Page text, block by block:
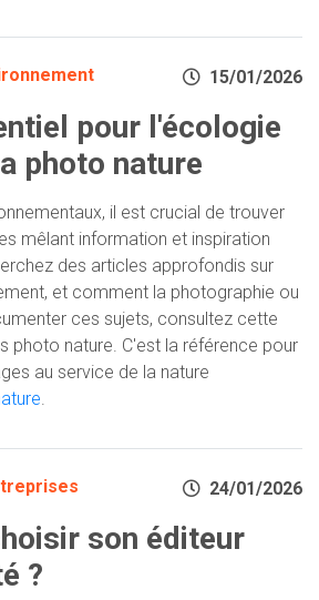
15/01/2026
pour l'écologie
photo nature
il est crucial de trouver
mêlant information et inspiration
des articles approfondis sur
et comment la photographie ou
ces sujets, consultez cette
photo nature. C'est la référence pour
au service de la nature
24/01/2026
son éditeur
?